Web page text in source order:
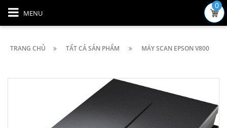
MENU
0
TRANG CHỦ TẤT CẢ SẢN PHẨM MÁY SCAN EPSON V800